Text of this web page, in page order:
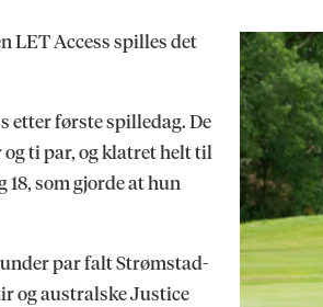
LET Access spilles det
etter første spilledag. De
ti par, og klatret helt til
18, som gjorde at hun
par falt Strømstad-
og australske Justice